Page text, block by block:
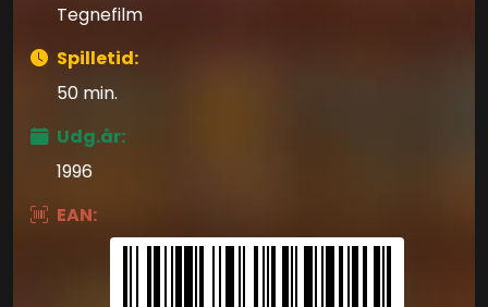
Tegnefilm
Spilletid:
50 min.
Udg.år:
1996
EAN: